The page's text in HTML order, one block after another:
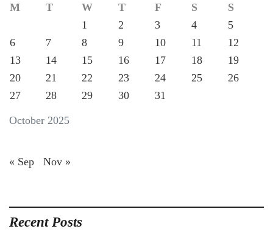
October 2025
M T W T F S
S
1
2 3 4
5
6
7 8 9 10 11
12
13
14 15 16 17 18
19
20
21 22 23 24 25
26
27
28 29 30 31
« Sep Nov »
Recent Posts